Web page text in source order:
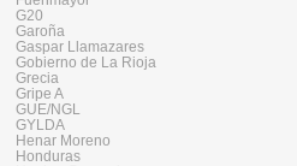
G20
Garoña
Gaspar Llamazares
Gobierno de La Rioja
Grecia
Gripe A
GUE/NGL
GYLDA
Henar Moreno
Honduras